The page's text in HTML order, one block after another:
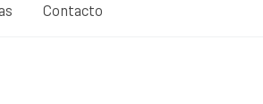
Contacto